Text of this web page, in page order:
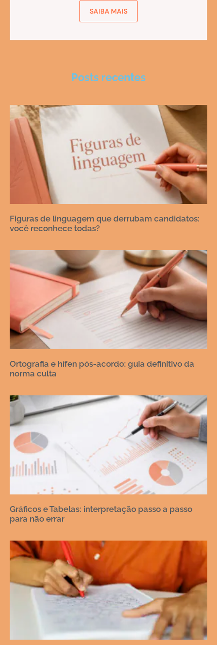
SAIBA MAIS
Posts recentes
Figuras de linguagem que derrubam candidatos:
você reconhece todas?
Ortografia e hífen pós-acordo: guia definitivo da
norma culta
Gráficos e Tabelas: interpretação passo a passo
para não errar